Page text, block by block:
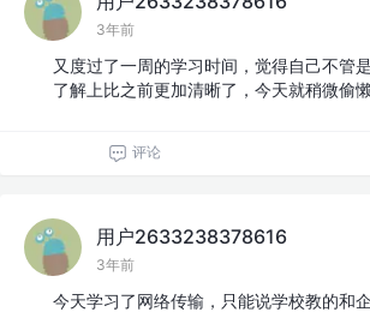
3年前
又度过了一周的学习时间，觉得自己不管
了解上比之前更加清晰了，今天就稍微偷
评论
用户2633238378616
3年前
今天学习了网络传输，只能说学校教的和